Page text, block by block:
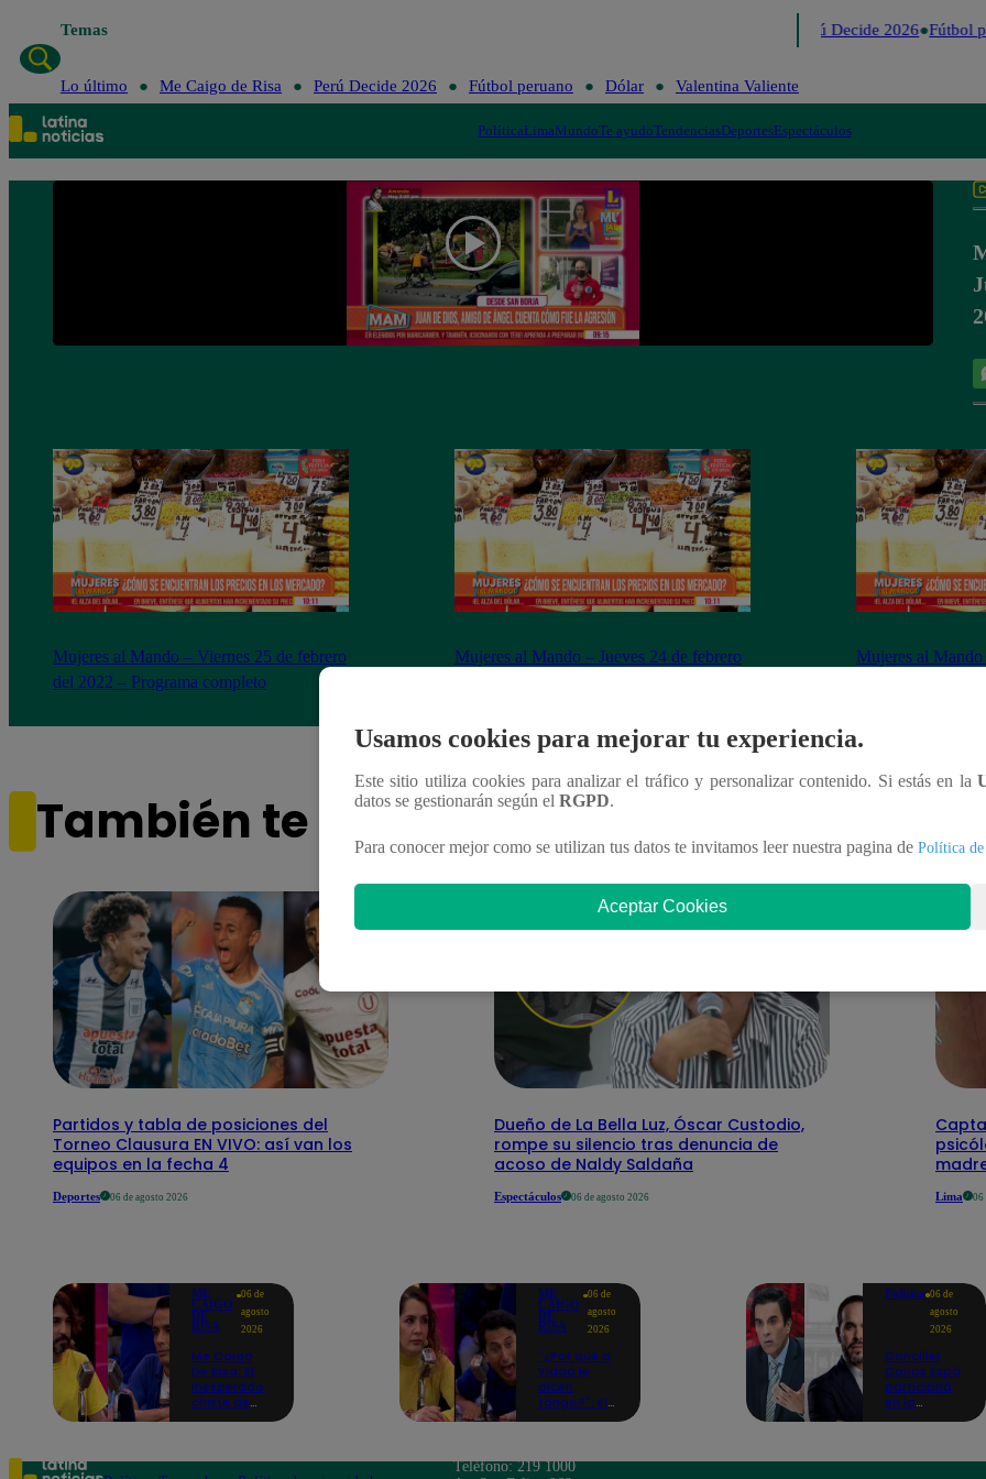
Temas Perú Decide 2026 Fútbol
Lo último Me Caigo de Risa Perú Decide 2026 Fútbol peruano Dólar Valentina Valiente
PolíticaLimaMundoTe ayudoTendenciasDeportesEspectáculos
Mujeres al Mando – Viernes 25 de febrero
del 2022 – Programa completo
Mujeres al Mando – Jueves 24 de febrero
Mujeres al
También te puede interesar
Partidos y tabla de posiciones del
Torneo Clausura EN VIVO: así van los
equipos en la fecha 4
Deportes 06 de agosto 2026
Dueño de La Bella Luz, Óscar Custodio,
rompe su silencio tras denuncia de
acoso de Naldy Saldaña
Espectáculos 06 de agosto 2026 Lima 06
ME
CAIGO
DE
RISA
06 de
agosto
2026
Me Caigo
De Risa: El
inesperado
chiste de
hizo
ME
CAIGO
DE
RISA
06 de
agosto
2026
"¿Por qué a
Yiddá le
dicen
tango?": El
reaccionar
Política 06 de
agosto
2026
Canciller
Carlos Espá
participirá
en la
de Abelardo
Usamos cookies para mejorar tu experiencia.
Este sitio utiliza cookies para analizar el tráfico y personalizar contenido. Si estás en la
datos se gestionarán según el RGPD.
Para conocer mejor como se utilizan tus datos te invitamos leer nuestra pagina de Política
Aceptar Cookies
Teléfono: 219 1000